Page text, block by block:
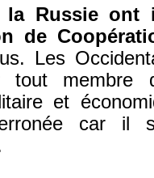
la Russie ont
de
Les
tout membre
et
car il